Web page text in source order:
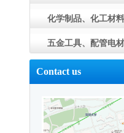
化学制品、化工材料
五金工具、配管电材
Contact us